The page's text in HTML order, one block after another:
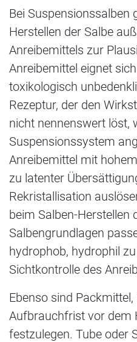
Bei Suspensionssalben
Herstellen der Salbe
Anreibemittels zur
Anreibemittel eignet
toxikologisch
Rezeptur, der den
nicht nennenswert löst,
Suspensionssystem
Anreibemittel mit
zu latenter
Rekristallisation
beim Salben-Herstellen
Salbengrundlagen
hydrophob, hydrophil
Sichtkontrolle des
Ebenso sind
Aufbrauchfrist vor dem
festzulegen. Tube oder